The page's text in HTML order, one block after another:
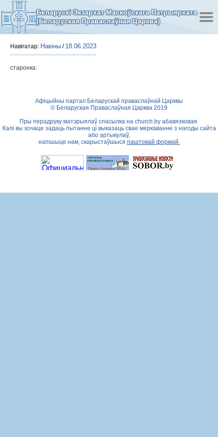
Беларускі Экзархат Маскоўскага Патрыярхата
(Беларуская Праваслаўная Царква)
Навігатар: Навіны / 18.06.2023
старонка:
Афіцыйны партал Беларускай праваслаўнай Царквы
© Беларуская Праваслаўная Царква 2019
Пры перадруку матэрыялаў спасылка на church.by абавязковая.
Калі вы хочаце задаць пытанне ці выказаць свае меркаванне з нагоды сайта
або артыкулаў,
напішыце нам, скарыстаўшыся паштовай формай.